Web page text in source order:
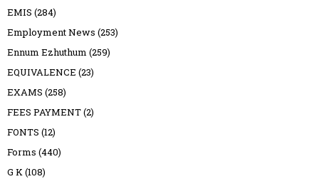
EMIS (284)
Employment News (253)
Ennum Ezhuthum (259)
EQUIVALENCE (23)
EXAMS (258)
FEES PAYMENT(2)
FONTS (12)
Forms (440)
G K(108)